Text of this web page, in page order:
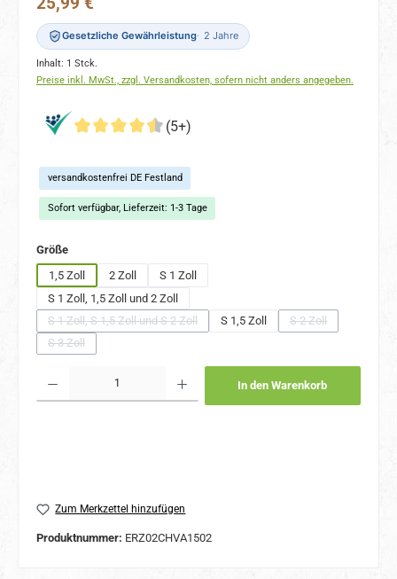
Gesetzliche Gewährleistung 2 Jahre
Inhalt: 1 Stck.
Preise inkl. MwSt., zzgl. Versandkosten, sofern nicht anders angegeben.
(5+)
versandkostenfrei DE Festland
Sofort verfügbar, Lieferzeit: 1-3 Tage
Größeauswählen
1,5 Zoll
2 Zoll
S 1 Zoll
S 1 Zoll, 1,5 Zoll und 2 Zoll
S 1 Zoll, S 1,5 Zoll und S 2 Zoll
(Diese Option ist zurzeit nicht verfügbar.)
S 1,5 Zoll S 2 Zoll
(Diese Option ist
S 3 Zoll
(Diese Option ist zurzeit nicht verfügbar.)
In den Warenkorb
Zum Merkzettel hinzufügen
Produktnummer: ERZ02CHVA1502